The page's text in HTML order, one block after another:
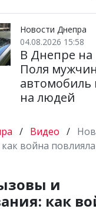
Новости Днепра
04.08.2026 15:58
В Днепре на
Поля
автомобиль
на людей
/ Видео /
война
и
как